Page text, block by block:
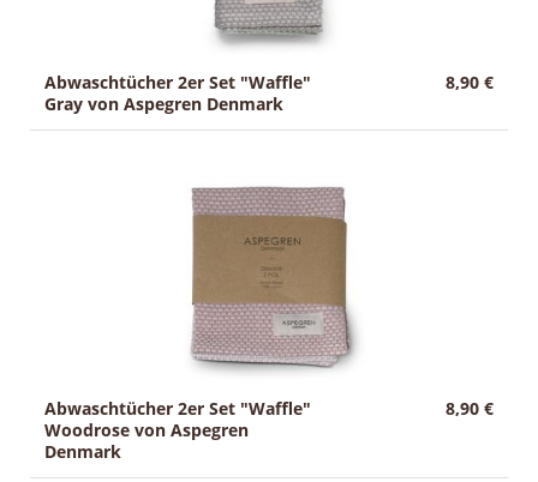
Abwaschtücher 2er Set "Waffle"
Gray von Aspegren Denmark
8,90 €
Abwaschtücher 2er Set "Waffle"
Woodrose von Aspegren
Denmark
8,90 €